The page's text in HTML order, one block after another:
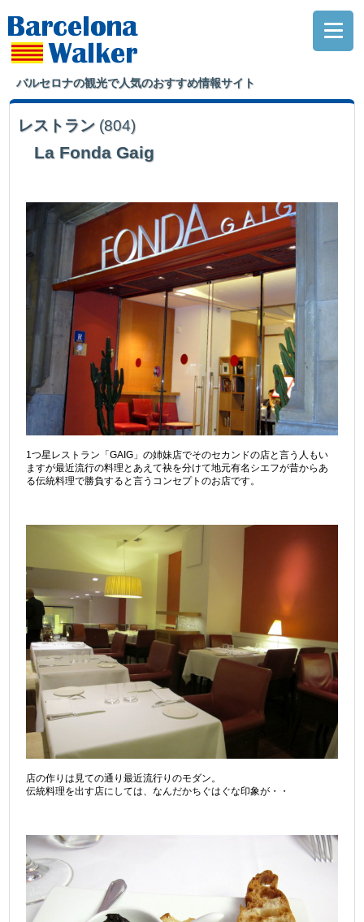
バルセロナの観光で人気のおすすめ情報サイト
レストラン (804)
La Fonda Gaig
1つ星レストラン「GAIG」の姉妹店でそのセカンドの店と言う人もい
ますが最近流行の料理とあえて袂を分けて地元有名シエフが昔からあ
る伝統料理で勝負すると言うコンセプトのお店です。
店の作りは見ての通り最近流行りのモダン。
伝統料理を出す店にしては、なんだかちぐはぐな印象が・・